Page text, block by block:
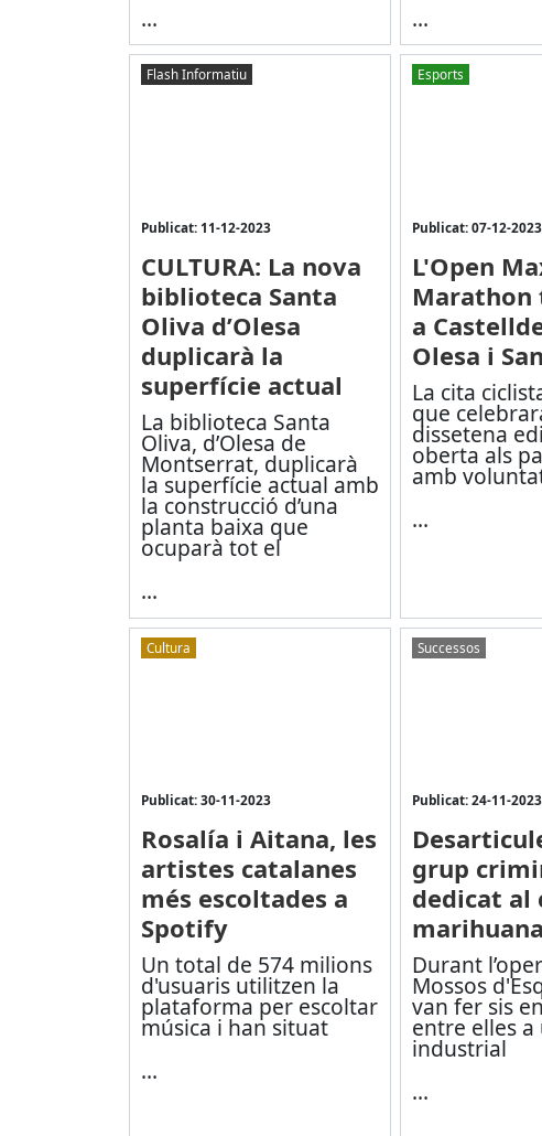
...
...
Flash Informatiu
Publicat: 11-12-2023
CULTURA: La nova
biblioteca Santa
Oliva d’Olesa
duplicarà la
superfície actual
La biblioteca Santa
Oliva, d’Olesa de
Montserrat, duplicarà
la superfície actual amb
la construcció d’una
planta baixa que
ocuparà tot el
...
Esports
Publicat: 07-12-2023
L'Open
Marathon
a
Olesa i
La cita
que
dissetena
oberta als
amb
...
Cultura
Publicat: 30-11-2023
Rosalía i Aitana, les
artistes catalanes
més escoltades a
Spotify
Un total de 574 milions
d'usuaris utilitzen la
plataforma per escoltar
música i han situat
...
Successos
Publicat: 24-11-2023
grup
dedicat al
marihuana
Durant
Mossos
van fer sis
entre elles a
industrial
...